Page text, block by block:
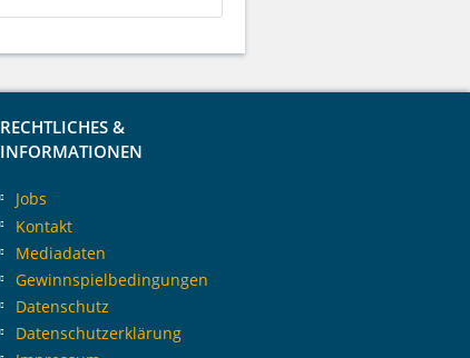
RECHTLICHES &
INFORMATIONEN
Jobs
Kontakt
Mediadaten
Gewinnspielbedingungen
Datenschutz
Datenschutzerklärung